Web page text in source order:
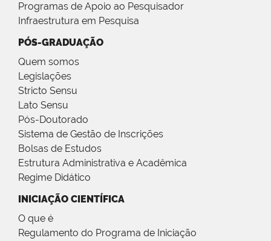
Programas de Apoio ao Pesquisador
Infraestrutura em Pesquisa
PÓS-GRADUAÇÃO
Quem somos
Legislações
Stricto Sensu
Lato Sensu
Pós-Doutorado
Sistema de Gestão de Inscrições
Bolsas de Estudos
Estrutura Administrativa e Acadêmica
Regime Didático
INICIAÇÃO CIENTÍFICA
O que é
Regulamento do Programa de Iniciação